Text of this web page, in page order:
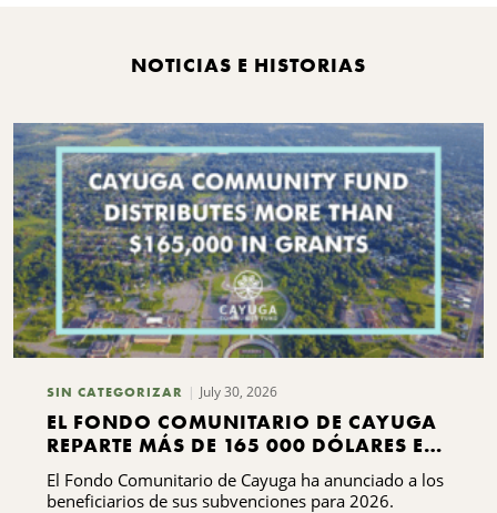
NOTICIAS E HISTORIAS
SIN CATEGORIZAR July 30, 2026
EL FONDO COMUNITARIO DE CAYUGA
REPARTE MÁS DE 165 000 DÓLARES EN
SUBVENCIONES
El Fondo Comunitario de Cayuga ha anunciado a los
beneficiarios de sus subvenciones para 2026.